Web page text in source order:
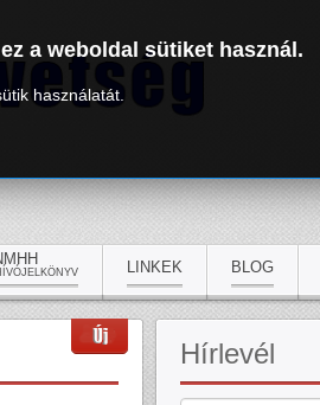
LINKEK BLOG
Hírlevél
a weboldal sütiket használ.
használatát.